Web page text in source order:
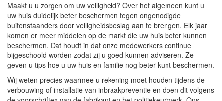
Maakt u u zorgen om uw veiligheid? Over het algemeen kunt u
uw huis duidelijk beter beschermen tegen ongenodigde
buitenstaanders door veiligheidsbeslag aan te brengen. Elk jaar
komen er meer middelen op de markt die uw huis beter kunnen
beschermen. Dat houdt in dat onze medewerkers continue
bijgeschoold worden zodat zij u goed kunnen adviseren. Ze
geven u tips hoe u uw huis en familie nog beter kunt beschermen.
Wij weten precies waarmee u rekening moet houden tijdens de
verbouwing of installatie van inbraakpreventie en doen dit volgens